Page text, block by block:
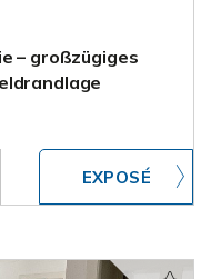
– großzügiges